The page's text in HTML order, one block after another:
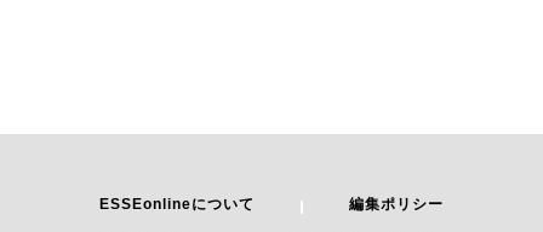
ESSEonlineについて 編集ポリシー